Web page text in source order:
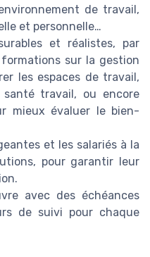
de travail,
et personnelle…
et réalistes, par
sur la gestion
les espaces de travail,
travail, ou encore
mieux évaluer le bien-
et les salariés à la
pour garantir leur
avec des échéances
de suivi pour chaque